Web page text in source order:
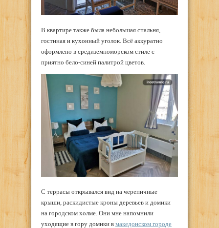
В квартире также была небольшая спальня,
гостиная и кухонный уголок. Всё аккуратно
оформлено в средиземноморском стиле с
приятно бело-синей палитрой цветов.
С террасы открывался вид на черепичные
крыши, раскидистые кроны деревьев и домики
на городском холме. Они мне напомнили
уходящие в гору домики в македонском городе